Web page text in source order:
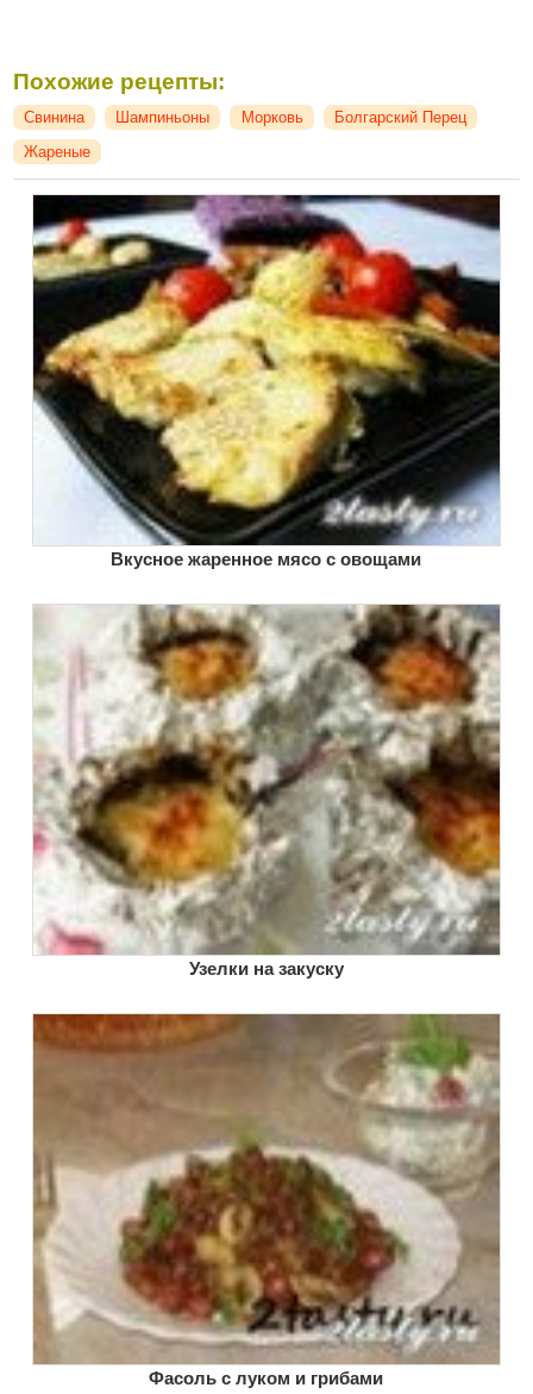
Похожие рецепты:
Свинина Шампиньоны Морковь
Болгарский Перец
Жареные
Вкусное жаренное мясо с овощами
Узелки на закуску
Фасоль с луком и грибами